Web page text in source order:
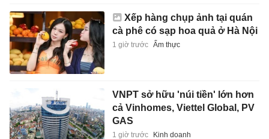
Xếp hàng chụp ảnh tại quán
cà phê có sạp hoa quả ở Hà Nội
1 giờ trước Ẩm thực
VNPT sở hữu 'núi tiền' lớn hơn
cả Vinhomes, Viettel Global, PV
GAS
1 giờ trước Kinh doanh